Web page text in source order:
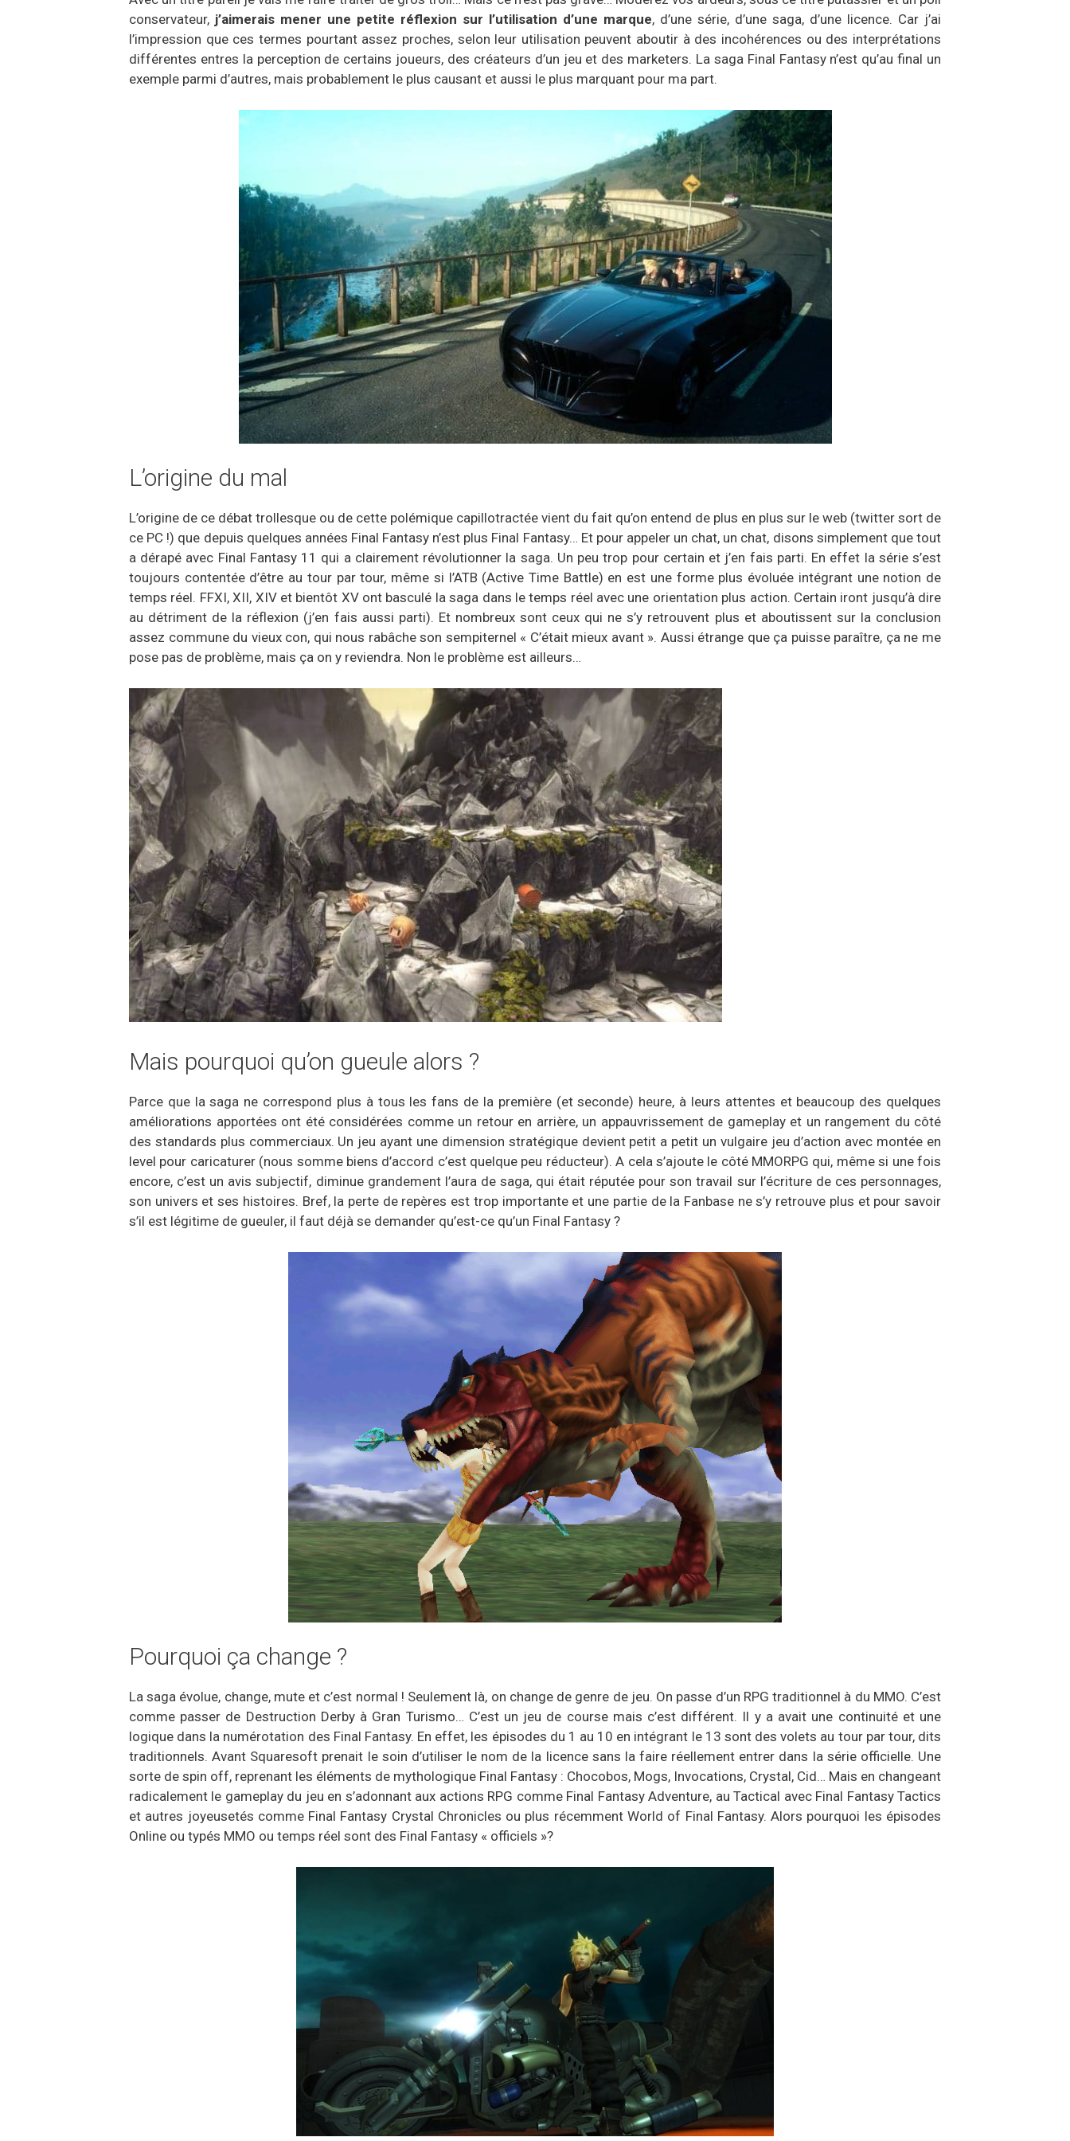
conservateur, j’aimerais mener une petite réflexion sur l’utilisation d’une marque, d’une série, d’une saga, d’une licence. Car j’ai
l’impression que ces termes pourtant assez proches, selon leur utilisation peuvent aboutir à des incohérences ou des interprétations
différentes entres la perception de certains joueurs, des créateurs d’un jeu et des marketers. La saga Final Fantasy n’est qu’au final un
exemple parmi d’autres, mais probablement le plus causant et aussi le plus marquant pour ma part.
L’origine du mal
L’origine de ce débat trollesque ou de cette polémique capillotractée vient du fait qu’on entend de plus en plus sur le web (twitter sort de
ce PC !) que depuis quelques années Final Fantasy n’est plus Final Fantasy… Et pour appeler un chat, un chat, disons simplement que tout
a dérapé avec Final Fantasy 11 qui a clairement révolutionner la saga. Un peu trop pour certain et j’en fais parti. En effet la série s’est
toujours contentée d’être au tour par tour, même si l’ATB (Active Time Battle) en est une forme plus évoluée intégrant une notion de
temps réel. FFXI, XII, XIV et bientôt XV ont basculé la saga dans le temps réel avec une orientation plus action. Certain iront jusqu’à dire
au détriment de la réflexion (j’en fais aussi parti). Et nombreux sont ceux qui ne s’y retrouvent plus et aboutissent sur la conclusion
assez commune du vieux con, qui nous rabâche son sempiternel « C’était mieux avant ». Aussi étrange que ça puisse paraître, ça ne me
pose pas de problème, mais ça on y reviendra. Non le problème est ailleurs…
Mais pourquoi qu’on gueule alors ?
Parce que la saga ne correspond plus à tous les fans de la première (et seconde) heure, à leurs attentes et beaucoup des quelques
améliorations apportées ont été considérées comme un retour en arrière, un appauvrissement de gameplay et un rangement du côté
des standards plus commerciaux. Un jeu ayant une dimension stratégique devient petit a petit un vulgaire jeu d’action avec montée en
level pour caricaturer (nous somme biens d’accord c’est quelque peu réducteur). A cela s’ajoute le côté MMORPG qui, même si une fois
encore, c’est un avis subjectif, diminue grandement l’aura de saga, qui était réputée pour son travail sur l’écriture de ces personnages,
son univers et ses histoires. Bref, la perte de repères est trop importante et une partie de la Fanbase ne s’y retrouve plus et pour savoir
s’il est légitime de gueuler, il faut déjà se demander qu’est-ce qu’un Final Fantasy ?
Pourquoi ça change ?
La saga évolue, change, mute et c’est normal ! Seulement là, on change de genre de jeu. On passe d’un RPG traditionnel à du MMO. C’est
comme passer de Destruction Derby à Gran Turismo… C’est un jeu de course mais c’est différent. Il y a avait une continuité et une
logique dans la numérotation des Final Fantasy. En effet, les épisodes du 1 au 10 en intégrant le 13 sont des volets au tour par tour, dits
traditionnels. Avant Squaresoft prenait le soin d’utiliser le nom de la licence sans la faire réellement entrer dans la série officielle. Une
sorte de spin off, reprenant les éléments de mythologique Final Fantasy : Chocobos, Mogs, Invocations, Crystal, Cid… Mais en changeant
radicalement le gameplay du jeu en s’adonnant aux actions RPG comme Final Fantasy Adventure, au Tactical avec Final Fantasy Tactics
et autres joyeusetés comme Final Fantasy Crystal Chronicles ou plus récemment World of Final Fantasy. Alors pourquoi les épisodes
Online ou typés MMO ou temps réel sont des Final Fantasy « officiels »?